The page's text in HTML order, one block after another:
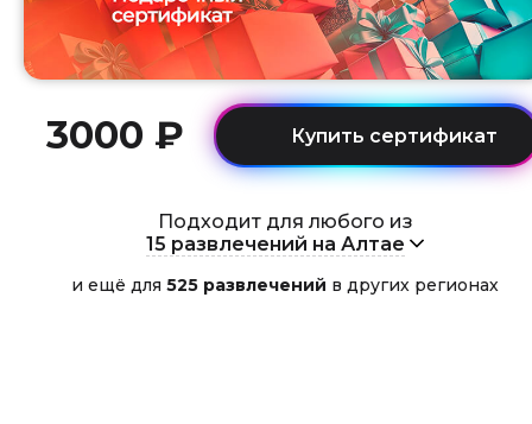
3000 ₽
Подходит для любого из
15 развлечений на Алтае
и ещё для 525 развлечений в других регионах